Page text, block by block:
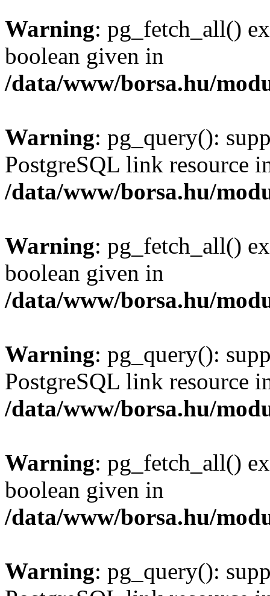
Warning: pg_fetch_all()
boolean given in
/data/www/borsa.hu/
Warning: pg_query():
PostgreSQL link resource
/data/www/borsa.hu/
Warning: pg_fetch_all()
boolean given in
/data/www/borsa.hu/
Warning: pg_query():
PostgreSQL link resource
/data/www/borsa.hu/
Warning: pg_fetch_all()
boolean given in
/data/www/borsa.hu/
Warning: pg_query():